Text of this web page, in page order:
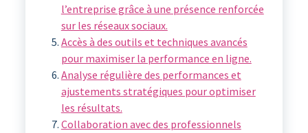
l’entreprise grâce à une présence renforcée
sur les réseaux sociaux.
Accès à des outils et techniques avancés
pour maximiser la performance en ligne.
Analyse régulière des performances et
ajustements stratégiques pour optimiser
les résultats.
Collaboration avec des professionnels